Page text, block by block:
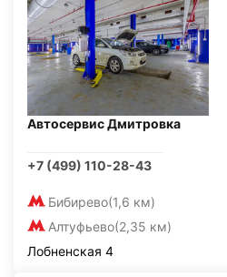
Автосервис Дмитровка
+7 (499) 110-28-43
Бибирево(1,6 км)
Алтуфьево(2,35 км)
Лобненская 4